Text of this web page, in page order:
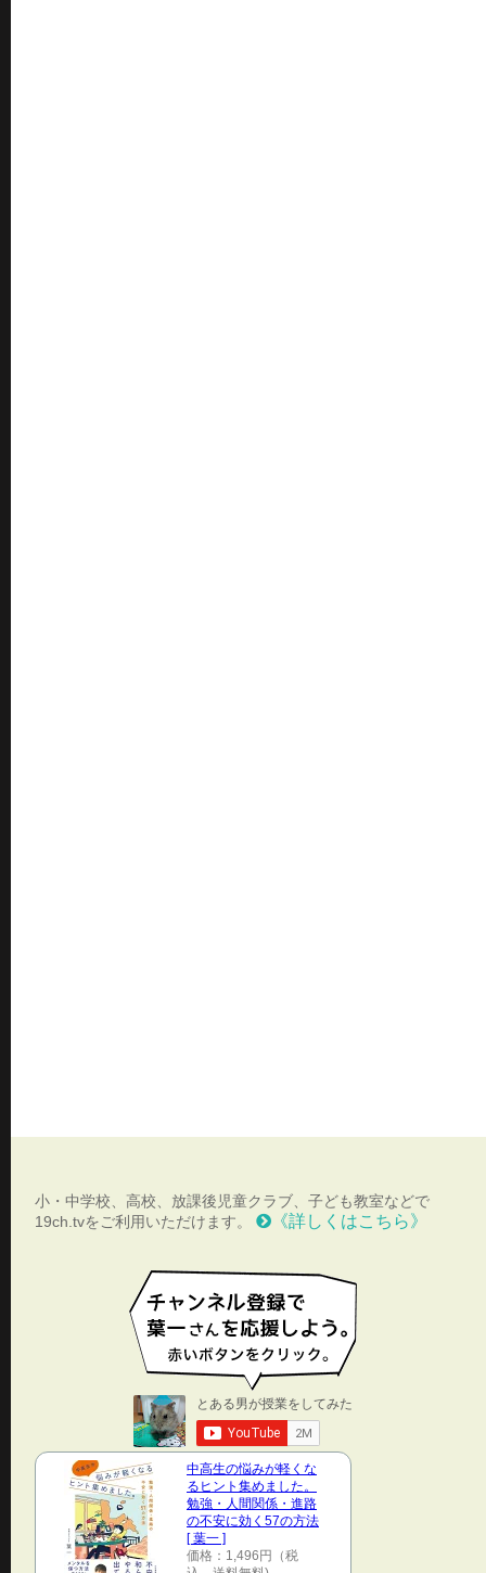
小・中学校、高校、放課後児童クラブ、子ども教室などで
19ch.tvをご利用いただけます。
《詳しくはこちら》
中高生の悩みが軽くな
るヒント集めました。
勉強・人間関係・進路
の不安に効く57の方法
[ 葉一 ]
価格：1,496円（税